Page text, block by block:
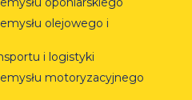
olejowego i
i logistyki
motoryzacyjnego